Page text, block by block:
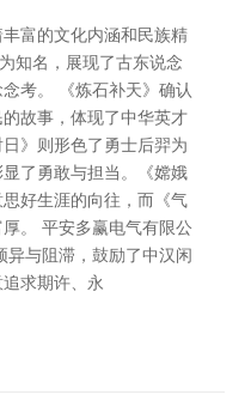
富的文化内涵和民族精
知名，展现了古东说念
考。 《炼石补天》确认
故事，体现了中华英才
》则形色了勇士后羿为
了勇敢与担当。《嫦娥
好生涯的向往，而《气
。 平安多赢电气有限公
异与阻滞，鼓励了中汉闲
求期许、永